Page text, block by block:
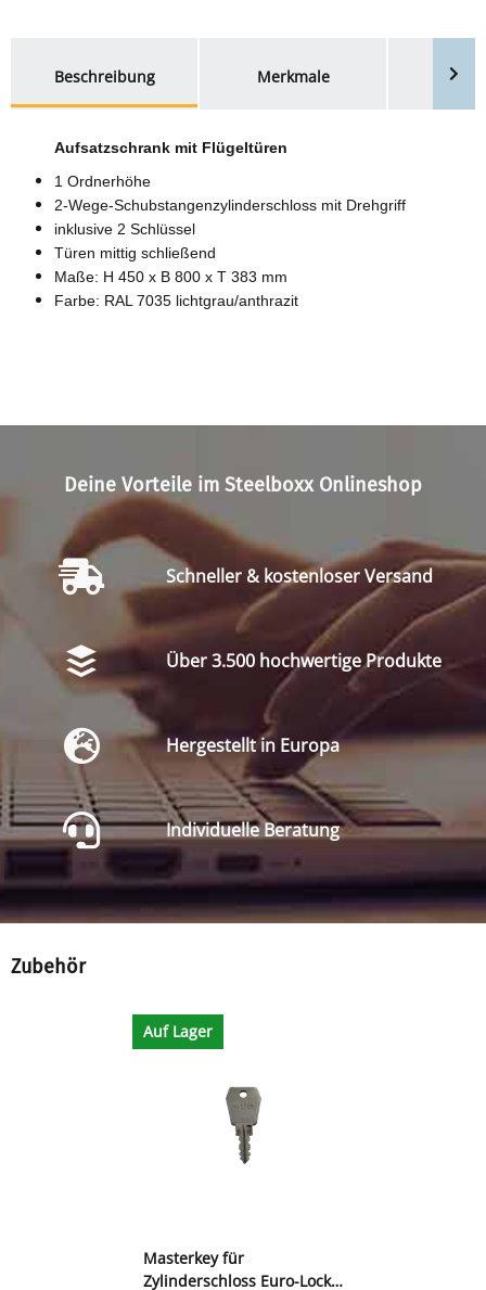
Beschreibung
Merkmale
Aufsatzschrank mit Flügeltüren
1 Ordnerhöhe
2-Wege-Schubstangenzylinderschloss mit Drehgriff
inklusive 2 Schlüssel
Türen mittig schließend
Maße: H 450 x B 800 x T 383 mm
Farbe: RAL 7035 lichtgrau/anthrazit
Deine Vorteile im Steelboxx Onlineshop
Schneller & kostenloser Versand
Über 3.500 hochwertige Produkte
Hergestellt in Europa
Individuelle Beratung
Zubehör
Auf Lager
Masterkey für
Zylinderschloss Euro-Locks